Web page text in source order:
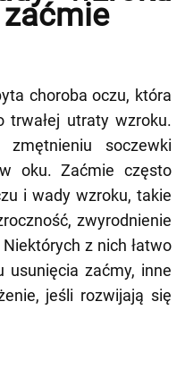
choroba oczu, która
trwałej utraty wzroku.
soczewki
oku. Zaćmie często
i wady wzroku, takie
zwyrodnienie
z nich łatwo
usunięcia zaćmy, inne
jeśli rozwijają się